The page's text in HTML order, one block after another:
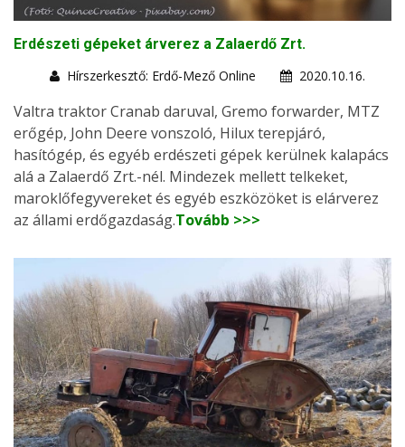
Erdészeti gépeket árverez a Zalaerdő Zrt.
Hírszerkesztő: Erdő-Mező Online
2020.10.16.
Valtra traktor Cranab daruval, Gremo forwarder, MTZ
erőgép, John Deere vonszoló, Hilux terepjáró,
hasítógép, és egyéb erdészeti gépek kerülnek kalapács
alá a Zalaerdő Zrt.-nél. Mindezek mellett telkeket,
maroklőfegyvereket és egyéb eszközöket is elárverez
az állami erdőgazdaság.Tovább >>>